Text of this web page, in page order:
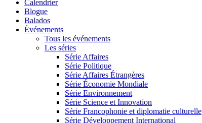
Calendrier
Blogue
Balados
Événements
Tous les événements
Les séries
Série Affaires
Série Politique
Série Affaires Étrangères
Série Économie Mondiale
Série Environnement
Série Science et Innovation
Série Francophonie et diplomatie culturelle
Série Développement International